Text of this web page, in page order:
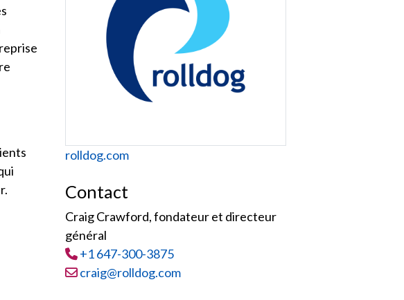
Website
rolldog.com
Contact
Craig Crawford, fondateur et directeur
général
Tél:
+1 647-300-3875
Courriel :
craig@rolldog.com